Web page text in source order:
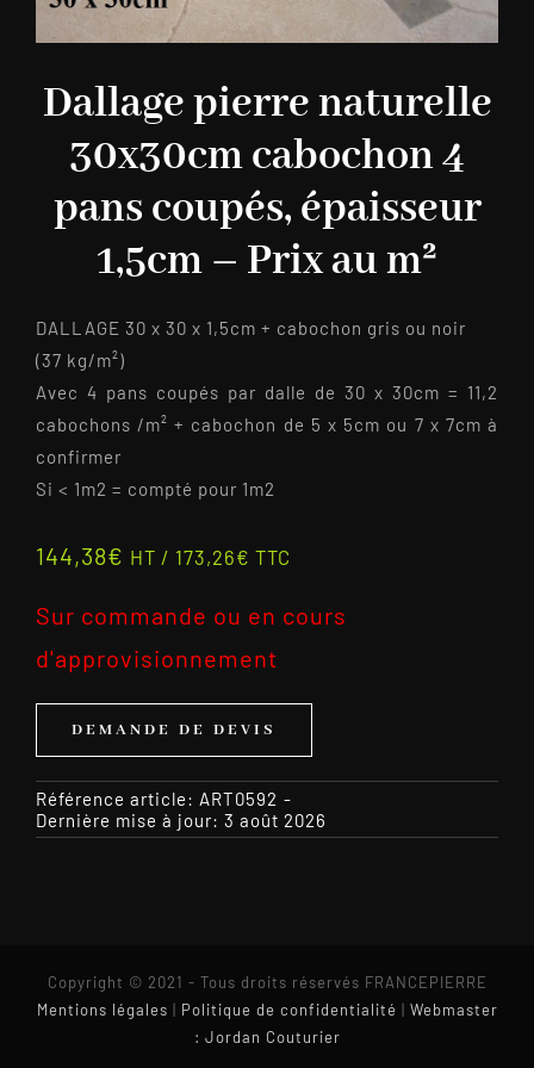
Dallage pierre naturelle
30x30cm cabochon 4
pans coupés, épaisseur
1,5cm – Prix au m²
DALLAGE 30 x 30 x 1,5cm + cabochon gris ou noir
(37 kg/m²)
Avec 4 pans coupés par dalle de 30 x 30cm = 11,2
cabochons /m² + cabochon de 5 x 5cm ou 7 x 7cm à
confirmer
Si < 1m2 = compté pour 1m2
144,38€ HT / 173,26€ TTC
Sur commande ou en cours
d'approvisionnement
DEMANDE DE DEVIS
Référence article: ART0592 -
Dernière mise à jour: 3 août 2026
Copyright © 2021 - Tous droits réservés FRANCEPIERRE
Mentions légales | Politique de confidentialité | Webmaster
: Jordan Couturier